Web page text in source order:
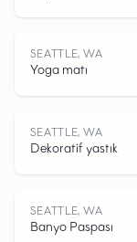
SEATTLE, WA
Yoga matı
SEATTLE, WA
Dekoratif yastık
SEATTLE, WA
Banyo Paspası